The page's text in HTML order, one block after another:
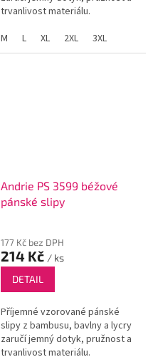
trvanlivost materiálu.
M
L XL 2XL 3XL
Andrie PS 3599 béžové
pánské slipy
177 Kč bez DPH
214 Kč / ks
DETAIL
Příjemné vzorované pánské
slipy z bambusu, bavlny a lycry
zaručí jemný dotyk, pružnost a
trvanlivost materiálu.